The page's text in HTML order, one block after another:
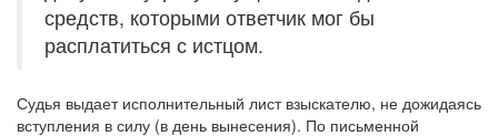
средств, которыми ответчик мог бы
расплатиться с истцом.
Судья выдает исполнительный лист взыскателю, не дожидаясь
вступления в силу (в день вынесения). По письменной